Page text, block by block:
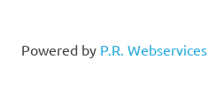
Powered by P.R. Webservices